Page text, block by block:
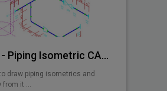
PiCAD® - Piping Isometric CAD 2D>3D
draw piping isometrics and
from it ...